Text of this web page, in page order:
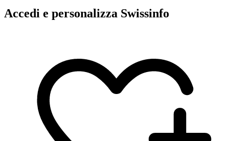
Accedi e personalizza Swissinfo